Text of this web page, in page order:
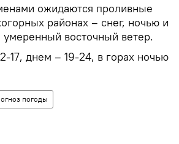
ожидаются проливные
районах – снег, ночью и
восточный ветер.
17, днем – 19-24, в горах ночью
погоды